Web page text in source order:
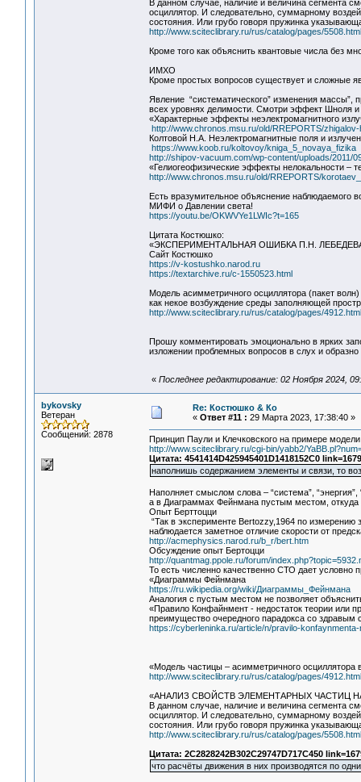
В данном случае, наличие и величина сегмента
осциллятор. И следовательно, суммарному
состояния. Или грубо говоря пружинка
http://www.sciteclibrary.ru/rus/catalog/pages/5508.html
Кроме того как объяснить квантовые числа без
ИМХО
Кроме простых вопросов существует и сложные
Явление “систематического” изменения массы”,
всех уровнях делимости. Смотри эффект Шноля и
«Характерные эффекты неэлектромагнитного
http://www.chronos.msu.ru/old/RREPORTS/
Колтовой Н.А. Неэлектромагнитные поля и
https://www.koob.ru/koltovoy/kniga_5_novaya_fizika
http://shipov-vacuum.com/wp-content/uploads/2011/
«Гелиогеофизические эффекты нелокальности –
http://www.chronos.msu.ru/old/RREPORTS/
Есть вразумительное объяснение наблюдаемого
МИФИ о Давлении света!
https://youtu.be/OKWVYe1LWIc?t=165
Цитата Костюшко:
«ЭКСПЕРИМЕНТАЛЬНАЯ ОШИБКА П.Н.
Сайт Костюшко
https://v-kostushko.narod.ru
https://textarchive.ru/c-1550523.html
Модель асимметричного осциллятора (пакет
как некое возбуждение среды заполняющей
http://www.sciteclibrary.ru/rus/catalog/pages/4912.html
Прошу комментировать эмоционально в ярких
изложении проблемных вопросов в слух и
« Последнее редактирование: 02 Ноября 2024,
bykovsky
Ветеран
Сообщений: 2878
Re: Костюшко & Ко
« Ответ #11 : 29 Марта 2023, 17:38:40 »
Принцип Паули и Клечковского на примере
http://www.sciteclibrary.ru/cgi-bin/yabb2/
Цитата: 4541414D425945401D1418152C0
наполнишь содержанием элементы и связи, то
Наполняет смыслом слова – “система”,
а в Диаграммах Фейнмана пустым местом,
Опыт Берттоцци
“Так в эксперименте Bertozzy,1964 по
наблюдается заметное отличие скорости от
http://acmephysics.narod.ru/b_r/bert.htm
Обсуждение опыт Бертоцци
http://quantmag.ppole.ru/forum/
То есть численно качественно СТО дает условно
«Диаграммы Фейнмана
https://ru.wikipedia.org/wiki/Диаграммы_Фейнмана
Аналогия с пустым местом не позволяет
«Правило Конфайнмент - недостаток теории или
преимущество очередного парадокса со
https://cyberleninka.ru/article/n/pravilo-
«Модель частицы – асимметричного осциллятора
http://www.sciteclibrary.ru/rus/catalog/pages/4912.html
«АНАЛИЗ СВОЙСТВ ЭЛЕМЕНТАРНЫХ
В данном случае, наличие и величина сегмента
осциллятор. И следовательно, суммарному
состояния. Или грубо говоря пружинка
http://www.sciteclibrary.ru/rus/catalog/pages/5508.html
Цитата: 2C2828242B302C29747D717C450
что расчёты движения в них производятся по